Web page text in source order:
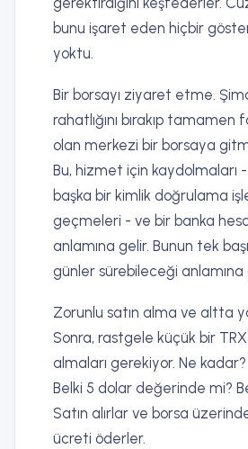
bunu işaret eden hiçbir
yoktu.
Bir borsayı ziyaret etme.
rahatlığını bırakıp
olan merkezi bir borsaya
Bu, hizmet için kaydolmaları
başka bir kimlik doğrulama
geçmeleri - ve bir banka
anlamına gelir. Bunun tek
günler sürebileceği anlamına
Zorunlu satın alma ve altta
Sonra, rastgele küçük bir
almaları gerekiyor. Ne kadar?
Belki 5 dolar değerinde mi?
Satın alırlar ve borsa
ücreti öderler.